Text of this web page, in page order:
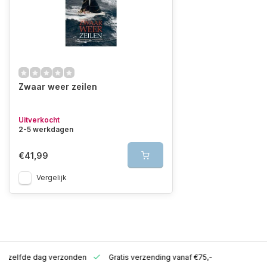
Zwaar weer zeilen
Uitverkocht
2-5 werkdagen
€41,99
Vergelijk
zelfde dag verzonden Gratis verzending vanaf €75,-